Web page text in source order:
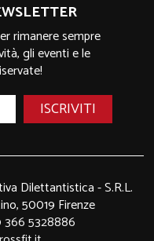
rimanere sempre
gli eventi e le
Dilettantistica - S.R.L.
50019 Firenze
366 5328886